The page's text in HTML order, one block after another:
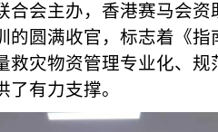
合会主办，香港赛马会
的圆满收官，标志着《
救灾物资管理专业化、
有力支撑。